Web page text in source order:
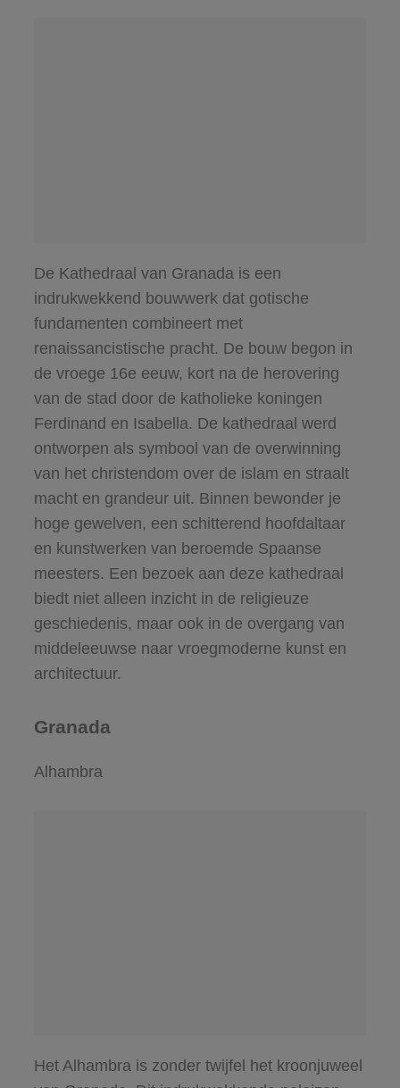
De Kathedraal van Granada is een
indrukwekkend bouwwerk dat gotische
fundamenten combineert met
renaissancistische pracht. De bouw begon in
de vroege 16e eeuw, kort na de herovering
van de stad door de katholieke koningen
Ferdinand en Isabella. De kathedraal werd
ontworpen als symbool van de overwinning
van het christendom over de islam en straalt
macht en grandeur uit. Binnen bewonder je
hoge gewelven, een schitterend hoofdaltaar
en kunstwerken van beroemde Spaanse
meesters. Een bezoek aan deze kathedraal
biedt niet alleen inzicht in de religieuze
geschiedenis, maar ook in de overgang van
middeleeuwse naar vroegmoderne kunst en
architectuur.
Granada
Alhambra
Het Alhambra is zonder twijfel het kroonjuweel